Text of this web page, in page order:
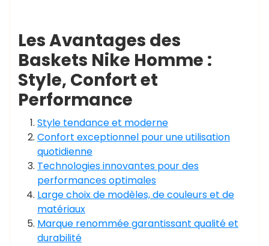
Les Avantages des
Baskets Nike Homme :
Style, Confort et
Performance
Style tendance et moderne
Confort exceptionnel pour une utilisation
quotidienne
Technologies innovantes pour des
performances optimales
Large choix de modèles, de couleurs et de
matériaux
Marque renommée garantissant qualité et
durabilité